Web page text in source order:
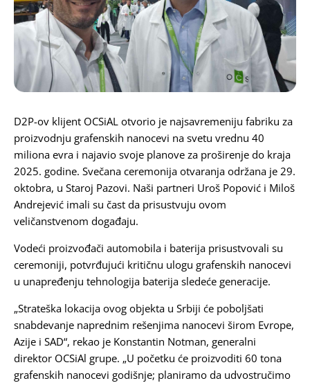
Karijera
Kontakt
D2P-ov klijent OCSiAL otvorio je najsavremeniju fabriku za
proizvodnju grafenskih nanocevi na svetu vrednu 40
miliona evra i najavio svoje planove za proširenje do kraja
2025. godine. Svečana ceremonija otvaranja održana je 29.
oktobra, u Staroj Pazovi. Naši partneri Uroš Popović i Miloš
Andrejević imali su čast da prisustvuju ovom
veličanstvenom događaju.
Vodeći proizvođači automobila i baterija prisustvovali su
ceremoniji, potvrđujući kritičnu ulogu grafenskih nanocevi
u unapređenju tehnologija baterija sledeće generacije.
„Strateška lokacija ovog objekta u Srbiji će poboljšati
snabdevanje naprednim rešenjima nanocevi širom Evrope,
Azije i SAD“, rekao je Konstantin Notman, generalni
direktor OCSiAl grupe. „U početku će proizvoditi 60 tona
grafenskih nanocevi godišnje; planiramo da udvostručimo